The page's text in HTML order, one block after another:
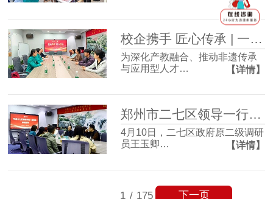
校企携手 匠心传承 | 一涵汴绣与河南工程学院实践创新基地签约仪式圆满成功！
为深化产教融合、推动非遗传承
与应用型人才…
【详情】
郑州市二七区领导一行莅临一涵汴绣调研指导
4月10日，二七区政府原二级调研
员王玉卿…
【详情】
1 / 175 下一页